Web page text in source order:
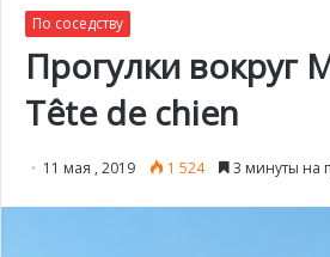
По соседству
Прогулки вокруг
Tête de chien
11 мая , 2019 1 524 3 минуты на